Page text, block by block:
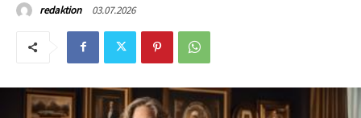
redaktion 03.07.2026